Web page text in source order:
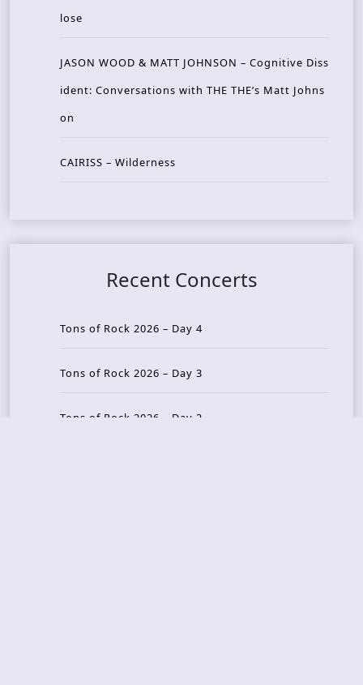
lose
JASON WOOD & MATT JOHNSON – Cognitive Diss
ident: Conversations with THE THE’s Matt Johns
on
CAIRISS – Wilderness
Recent Concerts
Tons of Rock 2026 – Day 4
Tons of Rock 2026 – Day 3
Tons of Rock 2026 – Day 2